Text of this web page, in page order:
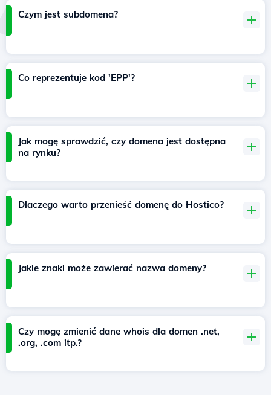
Czym jest subdomena?
Co reprezentuje kod 'EPP'?
Jak mogę sprawdzić, czy domena jest dostępna
na rynku?
Dlaczego warto przenieść domenę do Hostico?
Jakie znaki może zawierać nazwa domeny?
Czy mogę zmienić dane whois dla domen .net,
.org, .com itp.?